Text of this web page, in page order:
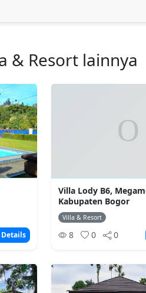
& Resort lainnya
Villa Lody B6,
Kabupaten Bogor
Villa & Resort
8 0 0